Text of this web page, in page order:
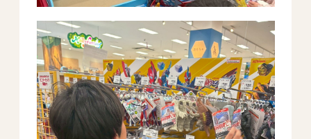
CEO BLOG
オールピース代表の部屋